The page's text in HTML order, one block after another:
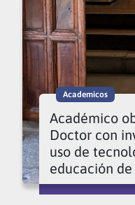
Academicos
Académico
Doctor con
uso de
educación